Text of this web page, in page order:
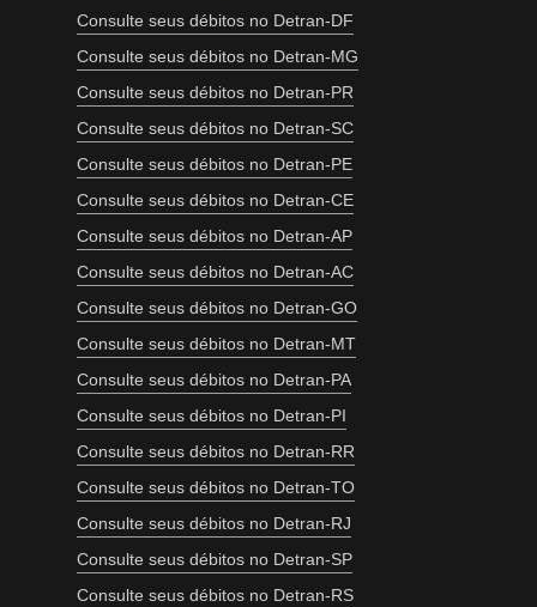
Consulte seus débitos no Detran-DF
Consulte seus débitos no Detran-MG
Consulte seus débitos no Detran-PR
Consulte seus débitos no Detran-SC
Consulte seus débitos no Detran-PE
Consulte seus débitos no Detran-CE
Consulte seus débitos no Detran-AP
Consulte seus débitos no Detran-AC
Consulte seus débitos no Detran-GO
Consulte seus débitos no Detran-MT
Consulte seus débitos no Detran-PA
Consulte seus débitos no Detran-PI
Consulte seus débitos no Detran-RR
Consulte seus débitos no Detran-TO
Consulte seus débitos no Detran-RJ
Consulte seus débitos no Detran-SP
Consulte seus débitos no Detran-RS